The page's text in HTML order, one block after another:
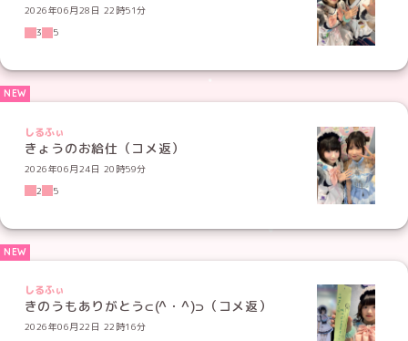
2026年06月28日 22時51分
3
5
しるふぃ
きょうのお給仕（コメ返）
2026年06月24日 20時59分
2
5
しるふぃ
きのうもありがとう⊂(^・^)⊃（コメ返）
2026年06月22日 22時16分